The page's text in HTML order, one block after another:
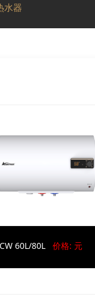
水器
60L/80L 价格: 元